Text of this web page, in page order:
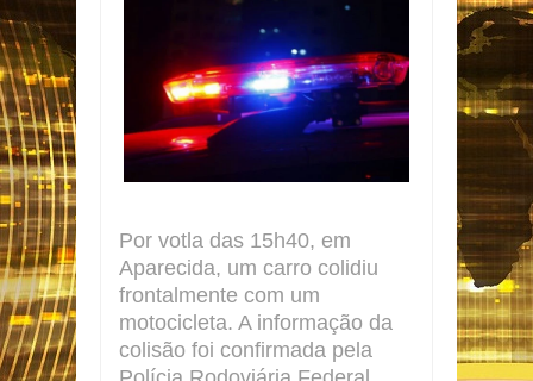
Por votla das 15h40, em
Aparecida, um carro colidiu
frontalmente com um
motocicleta. A informação da
colisão foi confirmada pela